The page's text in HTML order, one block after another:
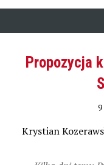
Propozycja
9
Krystian